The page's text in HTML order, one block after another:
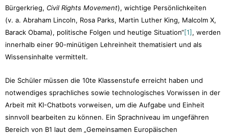
Bürgerkrieg, Civil Rights Movement), wichtige Persönlichkeiten
(v. a. Abraham Lincoln, Rosa Parks, Martin Luther King, Malcolm X,
Barack Obama), politische Folgen und heutige Situation“[1], werden
innerhalb einer 90-minütigen Lehreinheit thematisiert und als
Wissensinhalte vermittelt.
Die Schüler müssen die 10te Klassenstufe erreicht haben und
notwendiges sprachliches sowie technologisches Vorwissen in der
Arbeit mit KI-Chatbots vorweisen, um die Aufgabe und Einheit
sinnvoll bearbeiten zu können. Ein Sprachniveau im ungefähren
Bereich von B1 laut dem „Gemeinsamen Europäischen